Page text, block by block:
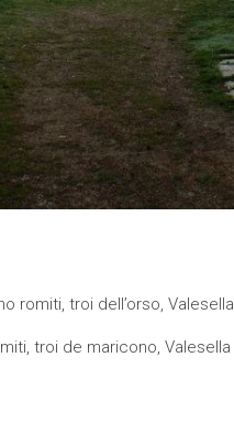
romiti, troi dell’orso, Valesella
troi de maricono, Valesella